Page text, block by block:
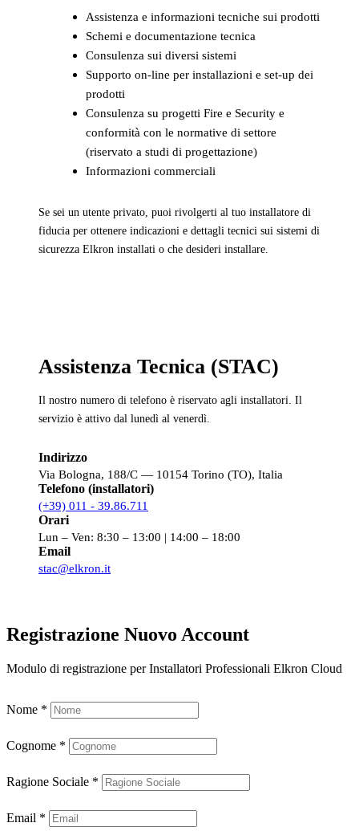
Assistenza e informazioni tecniche sui prodotti
Schemi e documentazione tecnica
Consulenza sui diversi sistemi
Supporto on-line per installazioni e set-up dei
prodotti
Consulenza su progetti Fire e Security e
conformità con le normative di settore
(riservato a studi di progettazione)
Informazioni commerciali
Se sei un utente privato, puoi rivolgerti al tuo installatore di
fiducia per ottenere indicazioni e dettagli tecnici sui sistemi di
sicurezza Elkron installati o che desideri installare.
Assistenza Tecnica (STAC)
Il nostro numero di telefono è riservato agli installatori. Il
servizio è attivo dal lunedì al venerdì.
Indirizzo
Via Bologna, 188/C — 10154 Torino (TO), Italia
Telefono (installatori)
(+39) 011 - 39.86.711
Orari
Lun – Ven: 8:30 – 13:00 | 14:00 – 18:00
Email
stac@elkron.it
Registrazione Nuovo Account
Modulo di registrazione per Installatori Professionali Elkron Cloud
Nome *
Cognome *
Ragione Sociale *
Email *